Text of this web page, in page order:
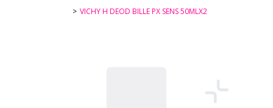
VICHY H DEOD BILLE PX SENS 50MLX2